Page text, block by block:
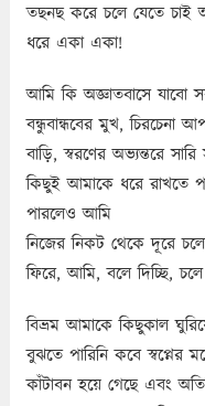
তছনছ করে চলে যেতে চাই
ধরে একা একা!
আমি কি অজ্ঞাতবাসে যাবো
বন্ধুবান্ধবের মুখ, চিরচেনা
বাড়ি, স্বরণের অভ্যন্তরে সারি
কিছুই আমাকে ধরে রাখতে
পারলেও আমি
নিজের নিকট থেকে দূরে
ফিরে, আমি, বলে দিচ্ছি,
বিভ্রম আমাকে কিছুকাল
বুঝতে পারিনি কবে
কাঁটাবন হয়ে গেছে এবং